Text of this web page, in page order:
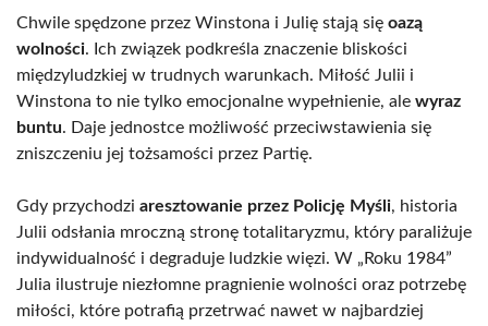
Chwile spędzone przez Winstona i Julię stają się oazą
wolności. Ich związek podkreśla znaczenie bliskości
międzyludzkiej w trudnych warunkach. Miłość Julii i
Winstona to nie tylko emocjonalne wypełnienie, ale wyraz
buntu. Daje jednostce możliwość przeciwstawienia się
zniszczeniu jej tożsamości przez Partię.
Gdy przychodzi aresztowanie przez Policję Myśli, historia
Julii odsłania mroczną stronę totalitaryzmu, który paraliżuje
indywidualność i degraduje ludzkie więzi. W „Roku 1984”
Julia ilustruje niezłomne pragnienie wolności oraz potrzebę
miłości, które potrafią przetrwać nawet w najbardziej